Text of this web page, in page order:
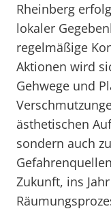
Rheinberg
lokaler
regelmäßige
Aktionen wird
Gehwege und
ästhetischen
sondern auch
Zukunft, ins